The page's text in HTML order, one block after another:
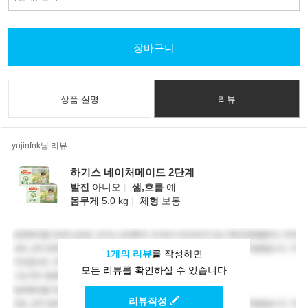
장바구니
상품 설명 리뷰
yujinfnk님 리뷰
하기스 네이처메이드 2단계
발진 아니오 | 샘,흐름 예
몸무게 5.0 kg | 체형 보통
1개의 리뷰를 작성하면
모든 리뷰를 확인하실 수 있습니다
리뷰작성